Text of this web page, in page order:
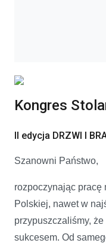
Kongres
II edycja DRZWI I
Szanowni Państwo,
rozpoczynając pracę
Polskiej, nawet w
przypuszczaliśmy,
sukcesem. Od